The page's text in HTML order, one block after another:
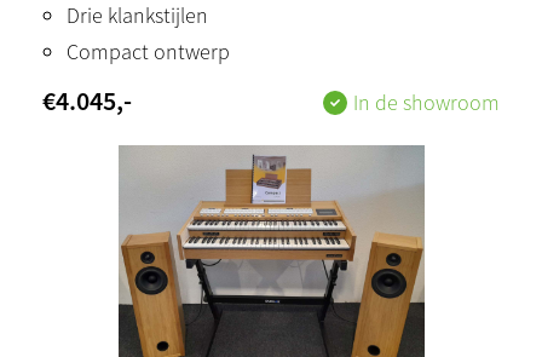
Drie klankstijlen
Compact ontwerp
€4.045,- In de showroom